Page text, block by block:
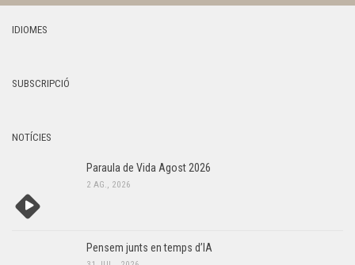
IDIOMES
SUBSCRIPCIÓ
NOTÍCIES
Paraula de Vida Agost 2026
2 AG., 2026
Pensem junts en temps d’IA